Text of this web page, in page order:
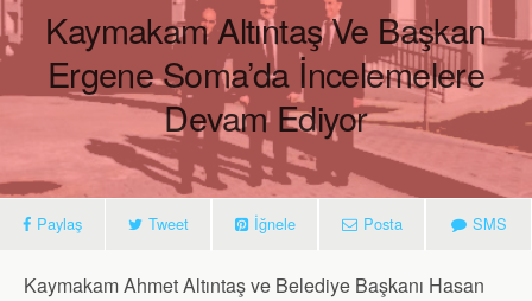
Kaymakam Altıntaş Ve Başkan
Ergene Soma’da İncelemelere
Devam Ediyor
Paylaş Tweet İğnele Posta SMS
Kaymakam Ahmet Altıntaş ve Belediye Başkanı Hasan